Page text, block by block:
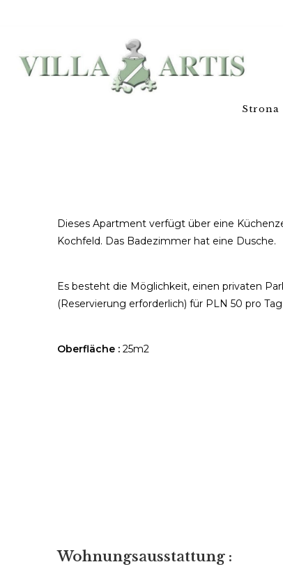
Strona
Dieses Apartment verfügt über eine
Kochfeld. Das Badezimmer hat eine Dusche.
Es besteht die Möglichkeit, einen privaten
(Reservierung erforderlich) für PLN 50 pro
Oberfläche : 25m2
Wohnungsausstattung :